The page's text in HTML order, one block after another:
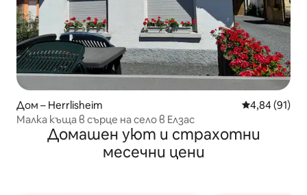
Дом – Herrlisheim Средна
4,84 (91)
Малка къща в сърце на село в Елзас
Домашен уют и страхотни
месечни цени